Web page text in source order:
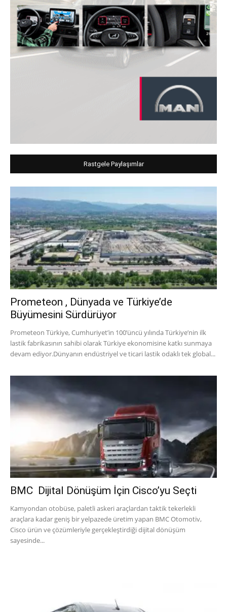
Rastgele Paylaşımlar
Prometeon , Dünyada ve Türkiye’de
Büyümesini Sürdürüyor
Prometeon Türkiye, Cumhuriyet’in 100’üncü yılında Türkiye’nin ilk
lastik fabrikasının sahibi olarak Türkiye ekonomisine katkı sunmaya
devam ediyor.Dünyanın endüstriyel ve ticari lastik odaklı tek global...
BMC Dijital Dönüşüm İçin Cisco’yu Seçti
Kamyondan otobüse, paletli askeri araçlardan taktik tekerlekli
araçlara kadar geniş bir yelpazede üretim yapan BMC Otomotiv,
Cisco ürün ve çözümleriyle gerçekleştirdiği dijital dönüşüm
sayesinde...